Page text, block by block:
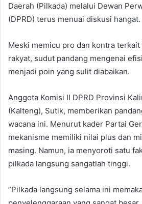
Daerah (Pilkada) melalui Dewan
(DPRD) terus menuai diskusi hangat.
Meski memicu pro dan kontra
rakyat, sudut pandang mengenai
menjadi poin yang sulit diabaikan.
​Anggota Komisi II DPRD Provinsi
(Kalteng), Sutik, memberikan
wacana ini. Menurut kader Partai
mekanisme memiliki nilai plus dan
masing. Namun, ia menyoroti satu
pilkada langsung sangatlah tinggi.
​”Pilkada langsung selama ini